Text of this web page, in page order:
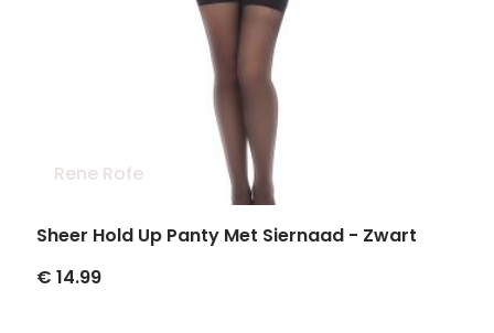
Rene Rofe
Sheer Hold Up Panty Met Siernaad - Zwart
€ 14.99